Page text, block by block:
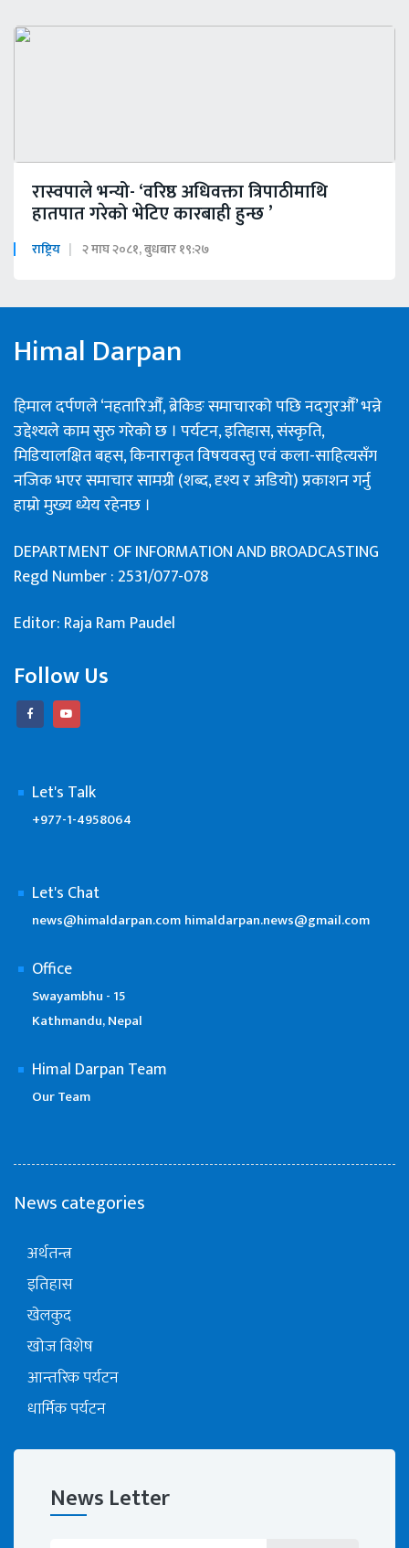
रास्वपाले भन्यो- ‘वरिष्ठ अधिवक्ता त्रिपाठीमाथि
हातपात गरेको भेटिए कारबाही हुन्छ ’
राष्ट्रिय २ माघ २०८१, बुधबार १९:२७
Himal Darpan
हिमाल दर्पणले ‘नहतारिऔँ, ब्रेकिङ समाचारको पछि नदगुरऔँ’ भन्ने
उद्देश्यले काम सुरु गरेको छ । पर्यटन, इतिहास, संस्कृति,
मिडियालक्षित बहस, किनाराकृत विषयवस्तु एवं कला-साहित्यसँग
नजिक भएर समाचार सामग्री (शब्द, दृश्य र अडियो) प्रकाशन गर्नु
हाम्रो मुख्य ध्येय रहेनछ ।
DEPARTMENT OF INFORMATION AND BROADCASTING
Regd Number : 2531/077-078
Editor: Raja Ram Paudel
Follow Us
Let's Talk
+977-1-4958064
Let's Chat
news@himaldarpan.com himaldarpan.news@gmail.com
Office
Swayambhu - 15
Kathmandu, Nepal
Himal Darpan Team
Our Team
News categories
अर्थतन्त्र
इतिहास
खेलकुद
खोज विशेष
आन्तरिक पर्यटन
धार्मिक पर्यटन
News Letter